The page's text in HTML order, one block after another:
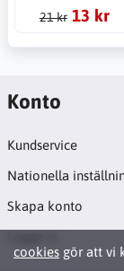
21 kr 13 kr
cookies gör att vi
Konto
Kundservice
Nationella
Skapa konto